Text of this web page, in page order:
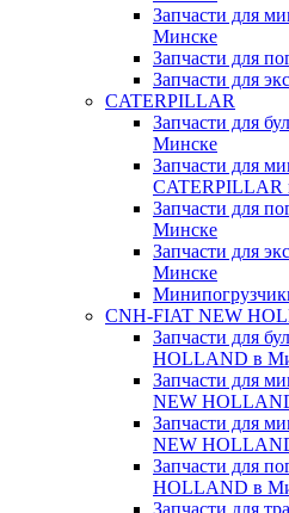
Запчасти для
Минске
Запчасти для
Запчасти для
CATERPILLAR
Запчасти для
Минске
Запчасти для
CATERPILLAR
Запчасти для
Минске
Запчасти для
Минскe
CNH-FIAT NEW
Запчасти для
HOLLAND в
Запчасти для
NEW
Запчасти для
NEW
Запчасти для
HOLLAND в
Запчасти для